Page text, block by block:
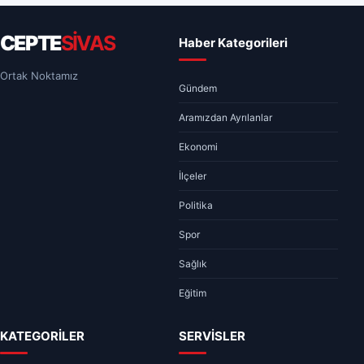
CEPTESİVAS
Ortak Noktamız
Haber Kategorileri
Gündem
Aramızdan Ayrılanlar
Ekonomi
İlçeler
Politika
Spor
Sağlık
Eğitim
KATEGORİLER SERVİSLER